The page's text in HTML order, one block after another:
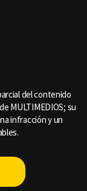
del contenido
MULTIMEDIOS; su
infracción y un